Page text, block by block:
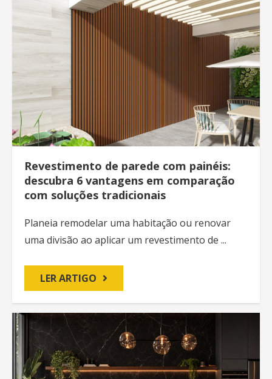
Revestimento de parede com painéis:
descubra 6 vantagens em comparação
com soluções tradicionais
Planeia remodelar uma habitação ou renovar
uma divisão ao aplicar um revestimento de ...
LER ARTIGO